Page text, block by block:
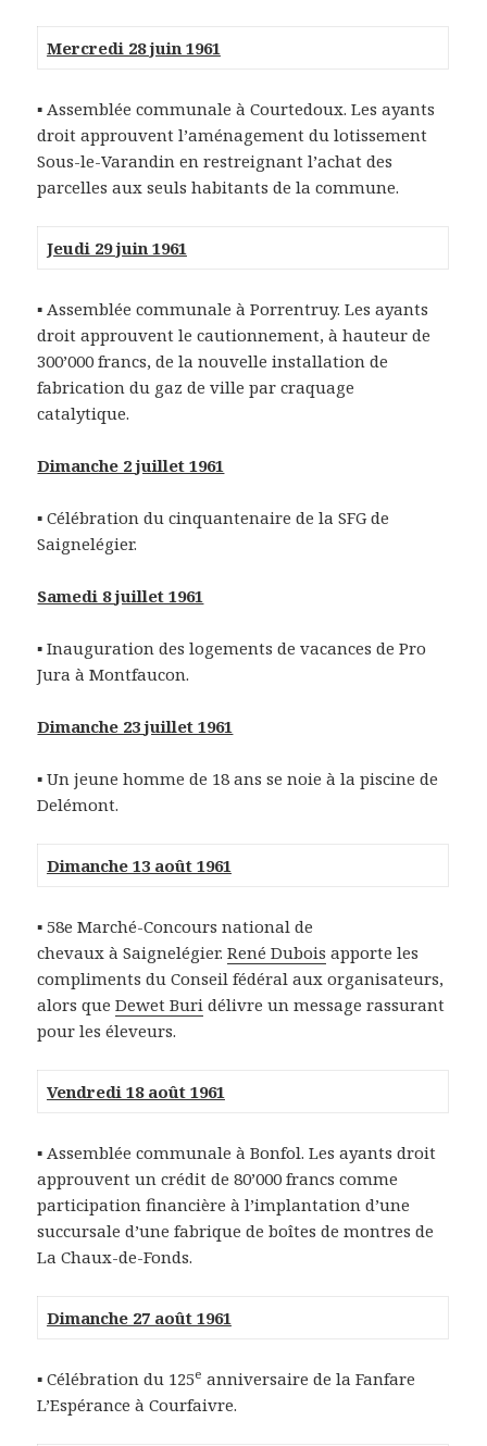
Mercredi 28 juin 1961
▪ Assemblée communale à Courtedoux. Les ayants
droit approuvent l’aménagement du lotissement
Sous-le-Varandin en restreignant l’achat des
parcelles aux seuls habitants de la commune.
Jeudi 29 juin 1961
▪ Assemblée communale à Porrentruy. Les ayants
droit approuvent le cautionnement, à hauteur de
300’000 francs, de la nouvelle installation de
fabrication du gaz de ville par craquage
catalytique.
Dimanche 2 juillet 1961
▪ Célébration du cinquantenaire de la SFG de
Saignelégier.
Samedi 8 juillet 1961
▪ Inauguration des logements de vacances de Pro
Jura à Montfaucon.
Dimanche 23 juillet 1961
▪ Un jeune homme de 18 ans se noie à la piscine de
Delémont.
Dimanche 13 août 1961
▪ 58e Marché-Concours national de
chevaux à Saignelégier.René Dubois apporte les
compliments du Conseil fédéral aux organisateurs,
alors queDewet Buri délivre un message rassurant
pour les éleveurs.
Vendredi 18 août 1961
▪ Assemblée communale à Bonfol. Les ayants droit
approuvent un crédit de 80’000 francs comme
participation financière à l’implantation d’une
succursale d’une fabrique de boîtes de montres de
La Chaux-de-Fonds.
Dimanche 27 août 1961
▪ Célébration du 125e anniversaire de la Fanfare
L’Espérance à Courfaivre.